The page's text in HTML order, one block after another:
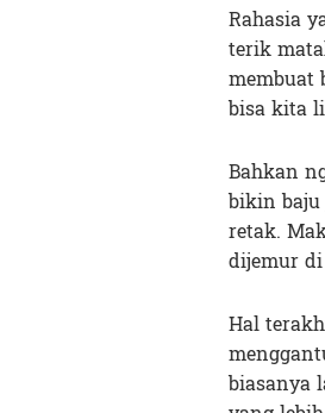
Rahasia
terik
membuat
bisa kita
Bahkan
bikin
retak.
dijemur
Hal
biasanya